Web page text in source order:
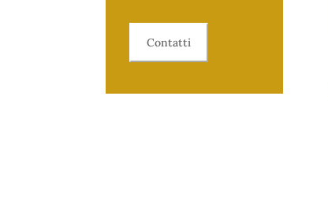
Contatti